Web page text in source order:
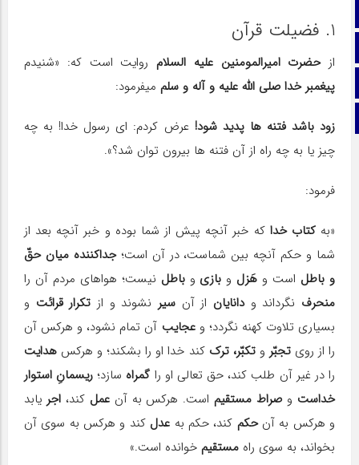
اینستاگرام
1. فضیلت قرآن
ازحضرت امیرالمومنین علیه السلام روایت است که: «شنیدم
پیغمبر خدا صلی الله علیه و آله و سلم می‎فرمود:
زود باشد فتنه ها پدید شود! عرض کردم: ای رسول خدا! به چه
چیز یا به چه راه از آن فتنه ها بیرون توان شد؟».
فرمود:
«بهکتاب خدا که خبر آنچه پیش از شما بوده و خبر آنچه بعد از
شما و حکم آنچه بین شماست، در آن است؛جداکننده میان حقّ
و باطل است و هَزل و بازی وباطل نیست؛ هواهای مردم آن را
منحرف نگرداند ودانایان از آن سیرنشوند و از تکرار قرائت و
بسیاری تلاوت کهنه نگردد؛ وعجایب آن تمام نشود، و هرکس آن
را از رویتجبّر وتکبّر، ترک کند خدا او را بشکند؛ و هرکس هدایت
را در غیر آن طلب کند، حق تعالی او را گمراه سازد؛ ریسمانِ استوار
خداست و صراط مستقیماست. هرکس به آنعمل کند،اجر یابد
و هرکس به آنحکم کند، حکم به عدل کند و هرکس به سوی آن
بخواند، به سوی راه مستقیم خوانده است.»